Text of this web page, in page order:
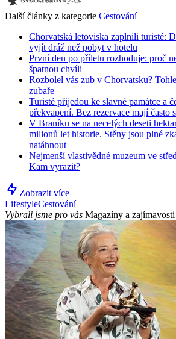
Další články z kategorie Cestování
Chorvatská letoviska zaplnili turisté:
vyjít dráž než pobyt v hotelu
První den po příletu rozhoduje: proč
špatnou chvíli
Rozbolel vás zub v Chorvatsku?
zubaře
Turisté přijedou ke slavné památce a
překvapení. Bez rezervace mají často
V Braníku se na necelých deseti
milionů let historie. Stěny jsou plné
natáhnout
Nejmenší vlastivědné muzeum ve
Kam vyrazit?
Zobrazit více
LifestyleCestování
Vybrali jsme pro vás Magazíny a zajímavosti